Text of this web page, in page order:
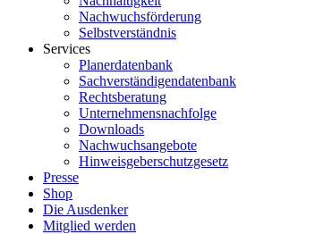
Nachwuchsförderung
Selbstverständnis
Services
Planerdatenbank
Sachverständigendatenbank
Rechtsberatung
Unternehmensnachfolge
Downloads
Nachwuchsangebote
Hinweisgeberschutzgesetz
Presse
Shop
Die Ausdenker
Mitglied werden